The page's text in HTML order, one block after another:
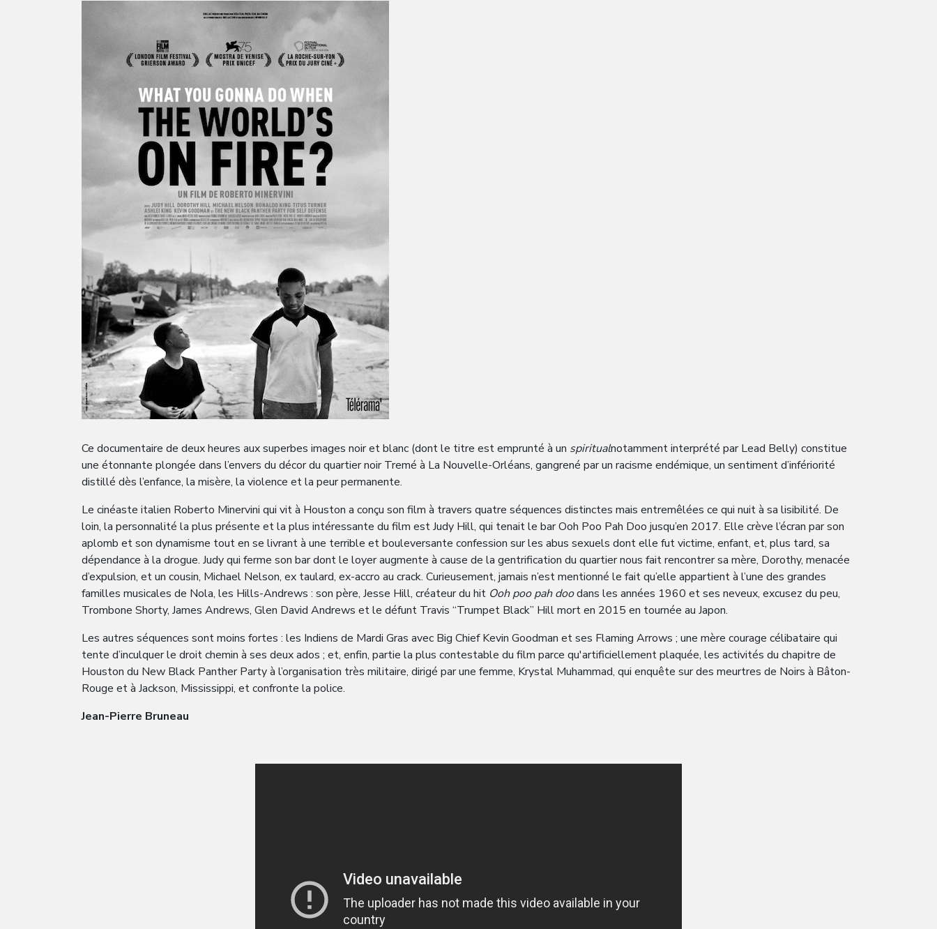
Ce documentaire de deux heures aux superbes images noir et blanc (dont le titre est emprunté à un spiritualnotamment interprété par Lead Belly) constitue
une étonnante plongée dans l’envers du décor du quartier noir Tremé à La Nouvelle-Orléans, gangrené par un racisme endémique, un sentiment d’infériorité
distillé dès l’enfance, la misère, la violence et la peur permanente.
Le cinéaste italien Roberto Minervini qui vit à Houston a conçu son film à travers quatre séquences distinctes mais entremêlées ce qui nuit à sa lisibilité. De
loin, la personnalité la plus présente et la plus intéressante du film est Judy Hill, qui tenait le bar Ooh Poo Pah Doo jusqu’en 2017. Elle crève l’écran par son
aplomb et son dynamisme tout en se livrant à une terrible et bouleversante confession sur les abus sexuels dont elle fut victime, enfant, et, plus tard, sa
dépendance à la drogue. Judy qui ferme son bar dont le loyer augmente à cause de la gentrification du quartier nous fait rencontrer sa mère, Dorothy, menacée
d’expulsion, et un cousin, Michael Nelson, ex taulard, ex-accro au crack. Curieusement, jamais n’est mentionné le fait qu’elle appartient à l’une des grandes
familles musicales de Nola, les Hills-Andrews : son père, Jesse Hill, créateur du hit Ooh poo pah doodans les années 1960 et ses neveux, excusez du peu,
Trombone Shorty, James Andrews, Glen David Andrews et le défunt Travis “Trumpet Black” Hill mort en 2015 en tournée au Japon.
Les autres séquences sont moins fortes : les Indiens de Mardi Gras avec Big Chief Kevin Goodman et ses Flaming Arrows ; une mère courage célibataire qui
tente d’inculquer le droit chemin à ses deux ados ; et, enfin, partie la plus contestable du film parce qu'artificiellement plaquée, les activités du chapitre de
Houston du New Black Panther Party à l’organisation très militaire, dirigé par une femme, Krystal Muhammad, qui enquête sur des meurtres de Noirs à Bâton-
Rouge et à Jackson, Mississippi, et confronte la police.
Jean-Pierre Bruneau